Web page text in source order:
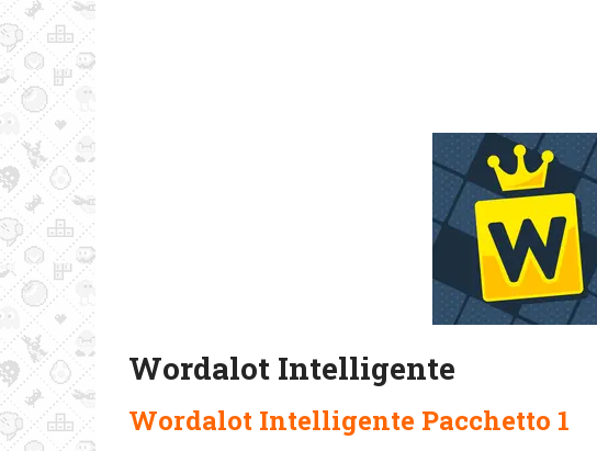
Wordalot Intelligente
Wordalot Intelligente Pacchetto 1